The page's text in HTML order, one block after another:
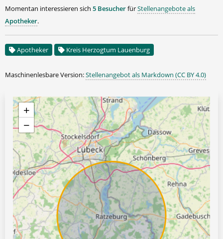
Momentan interessieren sich 5 BesucherfürStellenangebote als
Apotheker.
Apotheker Kreis Herzogtum Lauenburg
Maschinenlesbare Version:Stellenangebot als Markdown (CC BY 4.0)
+
−